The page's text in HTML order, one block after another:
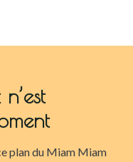
plan du Miam Miam